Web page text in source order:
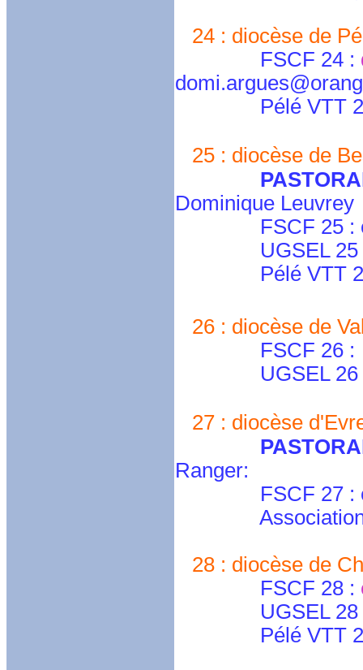
24 : diocèse de
FSCF 24 :
Pélé VTT 24 :
25 : diocèse de
Dominique Leuvrey
FSCF 25 : cd-
UGSEL 25 :
Pélé VTT 25 :
26 : diocèse de
FSCF 26 :
UGSEL 26
27 : diocèse
Ranger:
FSCF 27 : cd-
Association
28 : diocèse de
FSCF 28 :
UGSEL 28
Pélé VTT